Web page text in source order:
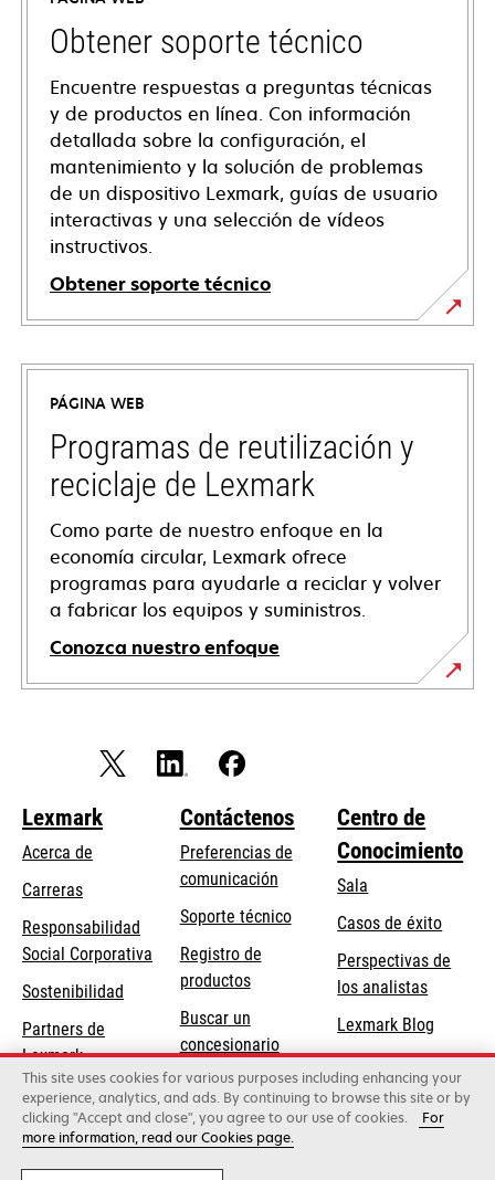
Obtener soporte técnico
Encuentre respuestas a preguntas técnicas
y de productos en línea. Con información
detallada sobre la configuración, el
mantenimiento y la solución de problemas
de un dispositivo Lexmark, guías de usuario
interactivas y una selección de vídeos
instructivos.
Obtener soporte técnico
opens
in
new
tab
PÁGINA WEB
Programas de reutilización y
reciclaje de Lexmark
Como parte de nuestro enfoque en la
economía circular, Lexmark ofrece
programas para ayudarle a reciclar y volver
a fabricar los equipos y suministros.
Conozca nuestro enfoque
Lexmark
Acerca de
Carreras
Responsabilidad
Social Corporativa opens
new
tab
Sostenibilidad
Partners de
Lexmark
Contáctenos
Preferencias de
comunicación
Soporte técnicoopens
Registro de
productos
Buscar un
concesionario
Centro de
Conocimiento
Sala
Casos de éxito
Perspectivas de
los analistas
Lexmark Blog
Lexmark International, Inc., una empresa de Xerox
©2026 Todos los derechos reservados.
This site uses cookies for various purposes including enhancing your
experience, analytics, and ads. By continuing to browse this site or by
clicking "Accept and close", you agree to our use of cookies.
For
more information, read our Cookies page.